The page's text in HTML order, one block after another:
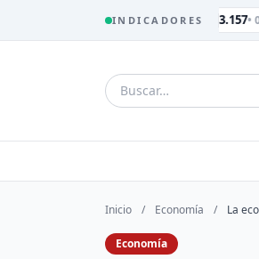
INDICADORES
TRM $ 3.157•
Inicio / Economía / La
Economía